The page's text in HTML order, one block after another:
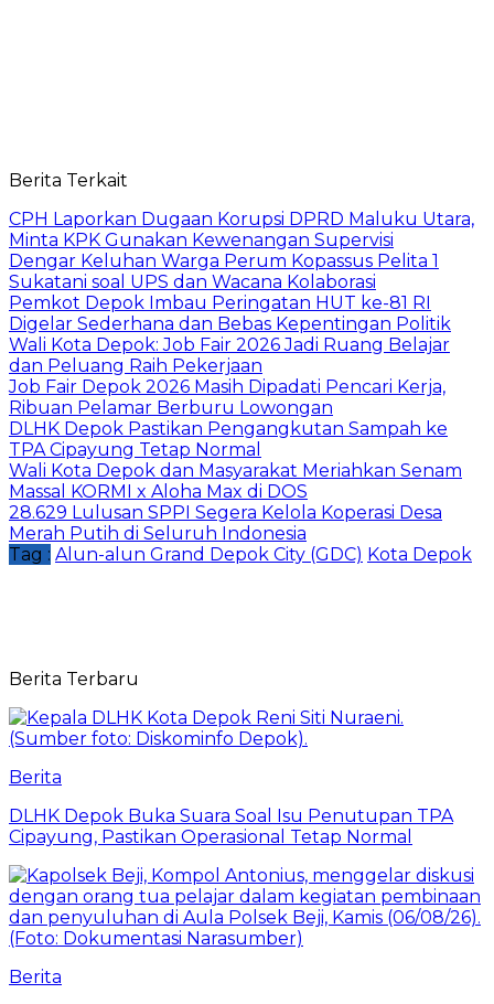
Berita Terkait
CPH Laporkan Dugaan Korupsi DPRD Maluku Utara,
Minta KPK Gunakan Kewenangan Supervisi
Dengar Keluhan Warga Perum Kopassus Pelita 1
Sukatani soal UPS dan Wacana Kolaborasi
Pemkot Depok Imbau Peringatan HUT ke-81 RI
Digelar Sederhana dan Bebas Kepentingan Politik
Wali Kota Depok: Job Fair 2026 Jadi Ruang Belajar
dan Peluang Raih Pekerjaan
Job Fair Depok 2026 Masih Dipadati Pencari Kerja,
Ribuan Pelamar Berburu Lowongan
DLHK Depok Pastikan Pengangkutan Sampah ke
TPA Cipayung Tetap Normal
Wali Kota Depok dan Masyarakat Meriahkan Senam
Massal KORMI x Aloha Max di DOS
28.629 Lulusan SPPI Segera Kelola Koperasi Desa
Merah Putih di Seluruh Indonesia
Tag : Alun-alun Grand Depok City (GDC) Kota Depok
Berita Terbaru
Berita
DLHK Depok Buka Suara Soal Isu Penutupan TPA
Cipayung, Pastikan Operasional Tetap Normal
Berita